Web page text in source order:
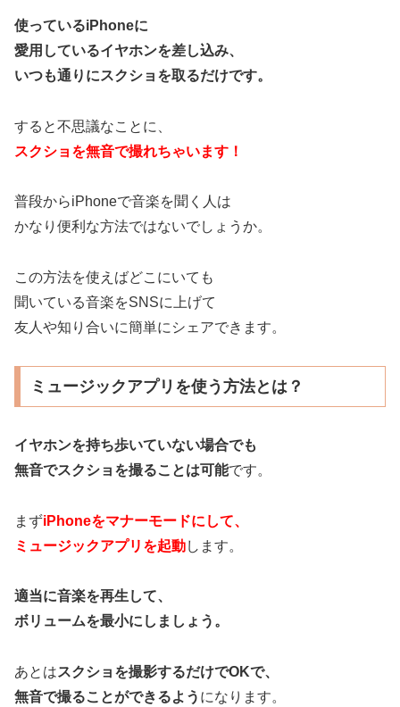
使っているiPhoneに
愛用しているイヤホンを差し込み、
いつも通りにスクショを取るだけです。
すると不思議なことに、
スクショを無音で撮れちゃいます！
普段からiPhoneで音楽を聞く人は
かなり便利な方法ではないでしょうか。
この方法を使えばどこにいても
聞いている音楽をSNSに上げて
友人や知り合いに簡単にシェアできます。
ミュージックアプリを使う方法とは？
イヤホンを持ち歩いていない場合でも
無音でスクショを撮ることは可能です。
まずiPhoneをマナーモードにして、
ミュージックアプリを起動します。
適当に音楽を再生して、
ボリュームを最小にしましょう。
あとはスクショを撮影するだけでOKで、
無音で撮ることができるよう になります。